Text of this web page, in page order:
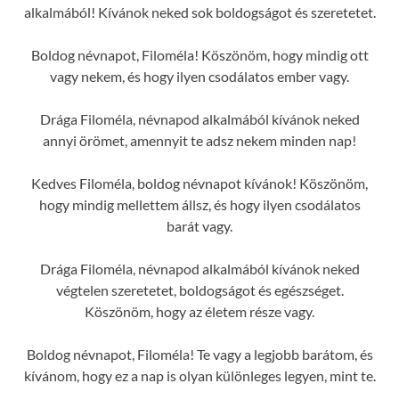
alkalmából! Kívánok neked sok boldogságot és szeretetet.
Boldog névnapot, Filoméla! Köszönöm, hogy mindig ott
vagy nekem, és hogy ilyen csodálatos ember vagy.
Drága Filoméla, névnapod alkalmából kívánok neked
annyi örömet, amennyit te adsz nekem minden nap!
Kedves Filoméla, boldog névnapot kívánok! Köszönöm,
hogy mindig mellettem állsz, és hogy ilyen csodálatos
barát vagy.
Drága Filoméla, névnapod alkalmából kívánok neked
végtelen szeretetet, boldogságot és egészséget.
Köszönöm, hogy az életem része vagy.
Boldog névnapot, Filoméla! Te vagy a legjobb barátom, és
kívánom, hogy ez a nap is olyan különleges legyen, mint te.